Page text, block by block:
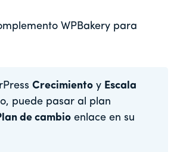
WPBakery para
Crecimiento y Escala
puede pasar al plan
de cambio enlace en su